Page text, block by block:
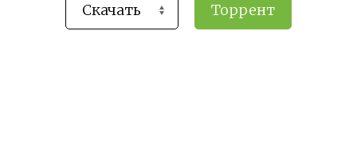
Торрент